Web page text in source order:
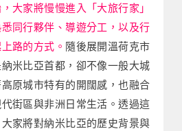
大家將慢慢進入「大旅行家」
同行夥伴、導遊分工，以及行
路的方式。 隨後展開溫荷克市
米比亞首都，卻不像一般大城
原城市特有的開闊感，也融合
街區與非洲日常生活。透過這
家將對納米比亞的歷史背景與